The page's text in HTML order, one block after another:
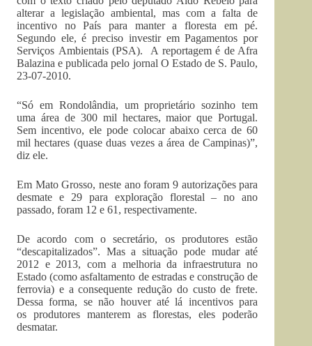
alterar a legislação ambiental, mas com a falta de
incentivo no País para manter a floresta em pé.
Segundo ele, é preciso investir em Pagamentos por
Serviços Ambientais (PSA). A reportagem é de Afra
Balazina e publicada pelo jornal O Estado de S. Paulo,
23-07-2010.
“Só em Rondolândia, um proprietário sozinho tem
uma área de 300 mil hectares, maior que Portugal.
Sem incentivo, ele pode colocar abaixo cerca de 60
mil hectares (quase duas vezes a área de Campinas)”,
diz ele.
Em Mato Grosso, neste ano foram 9 autorizações para
desmate e 29 para exploração florestal – no ano
passado, foram 12 e 61, respectivamente.
De acordo com o secretário, os produtores estão
“descapitalizados”. Mas a situação pode mudar até
2012 e 2013, com a melhoria da infraestrutura no
Estado (como asfaltamento de estradas e construção de
ferrovia) e a consequente redução do custo de frete.
Dessa forma, se não houver até lá incentivos para
os produtores manterem as florestas, eles poderão
desmatar.